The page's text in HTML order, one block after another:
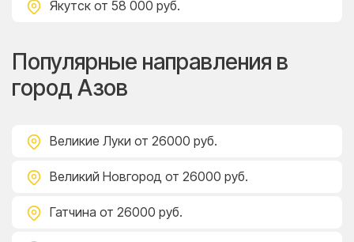
Якутск от 58 000 руб.
Популярные направления в
город Азов
Великие Луки от 26000 руб.
Великий Новгород от 26000 руб.
Гатчина от 26000 руб.